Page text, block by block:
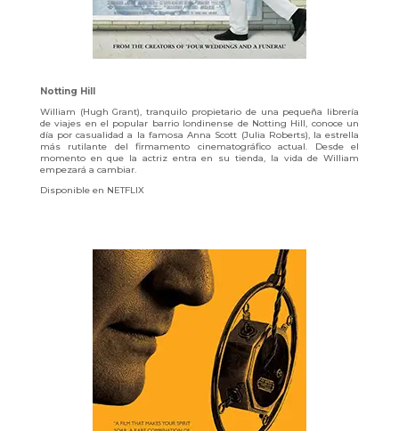
Notting Hill
William (Hugh Grant), tranquilo propietario de una pequeña librería
de viajes en el popular barrio londinense de Notting Hill, conoce un
día por casualidad a la famosa Anna Scott (Julia Roberts), la estrella
más rutilante del firmamento cinematográfico actual. Desde el
momento en que la actriz entra en su tienda, la vida de William
empezará a cambiar.
Disponible en NETFLIX